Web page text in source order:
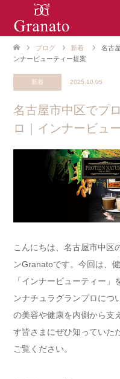
ブログ 新着
名古
ンナービューティー提案
新着 2025.10.05
名古屋市中区でプ
ロ｜インナービュ
こんにちは、名古屋市中区
ンGranatoです。今回は、
「インナービューティー
ンナチュラグランプロにつ
の美容や健康を内側から支
す皆さまにぜひ知っていた
ご覧ください。